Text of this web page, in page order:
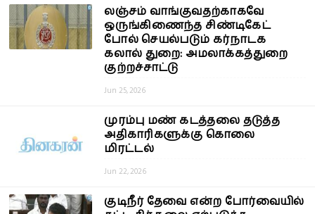
லஞ்சம் வாங்குவதற்காகவே
ஒருங்கிணைந்த சிண்டிகேட்
போல் செயல்படும் கர்நாடக
கலால் துறை: அமலாக்கத்துறை
குற்றச்சாட்டு
Jun 25, 2026
முரம்பு மண் கடத்தலை தடுத்த
அதிகாரிகளுக்கு கொலை
மிரட்டல்
Jun 22, 2026
குடிநீர் தேவை என்ற போர்வையில்